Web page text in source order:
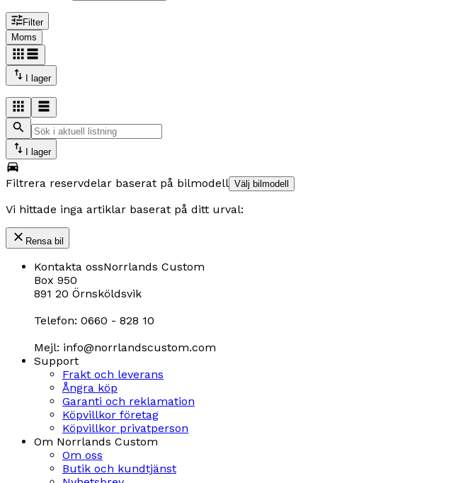
Filter
Moms
I lager
I lager
Filtrera reservdelar baserat på bilmodell Välj bilmodell
Vi hittade inga artiklar baserat på ditt urval:
Rensa bil
Kontakta ossNorrlands Custom
Box 950
891 20 Örnsköldsvik
Telefon: 0660 - 828 10
Mejl: info@norrlandscustom.com
Support
Frakt och leverans
Ångra köp
Garanti och reklamation
Köpvillkor företag
Köpvillkor privatperson
Om Norrlands Custom
Om oss
Butik och kundtjänst